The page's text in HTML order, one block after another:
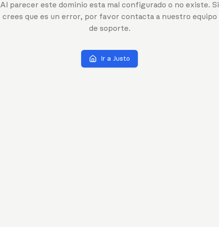
Al parecer este dominio esta mal configurado o no existe. Si
crees que es un error, por favor contacta a nuestro equipo
de soporte.
Ir a Justo